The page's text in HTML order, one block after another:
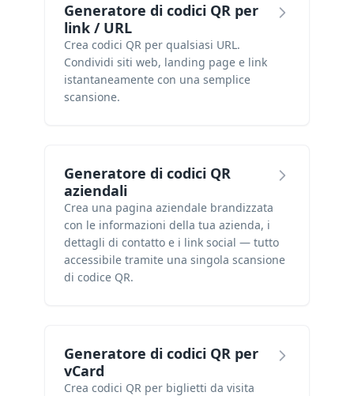
Generatore di codici QR per
link / URL
Crea codici QR per qualsiasi URL.
Condividi siti web, landing page e link
istantaneamente con una semplice
scansione.
Generatore di codici QR
aziendali
Crea una pagina aziendale brandizzata
con le informazioni della tua azienda, i
dettagli di contatto e i link social — tutto
accessibile tramite una singola scansione
di codice QR.
Generatore di codici QR per
vCard
Crea codici QR per biglietti da visita